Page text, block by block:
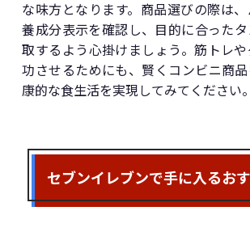
な味方となります。商品選びの際は
養成分表示を確認し、目的に合った
取するよう心掛けましょう。筋トレ
功させるためにも、賢くコンビニ商
康的な食生活を実現してみてください。
セブンイレブンで手に入るお